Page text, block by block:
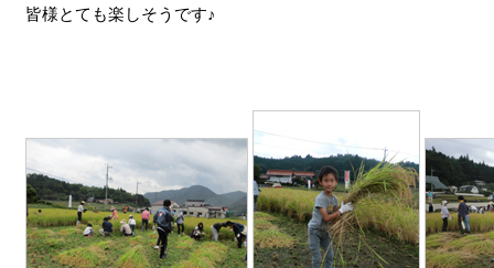
皆様とても楽しそうです♪